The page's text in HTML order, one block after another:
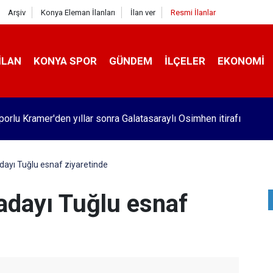
Arşiv Konya Eleman İlanları İlan ver Resmi İlanlar
KONYA SPOR GÜNDEM İLÇELER EKONOMI
Kramer'den yıllar sonra Galatasaraylı Osimhen itirafı
Tuğlu esnaf ziyaretinde
Tuğlu esnaf